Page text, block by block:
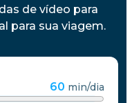
de vídeo para
para sua viagem.
60 min/dia